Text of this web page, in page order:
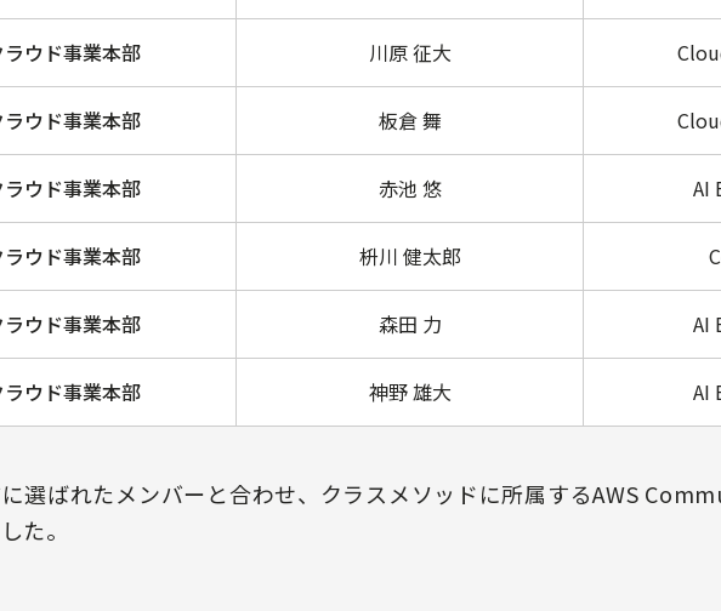
ラウド事業本部 川原 征大
ラウド事業本部 板倉 舞
ラウド事業本部 赤池 悠 AI
ラウド事業本部 枡川 健太郎
ラウド事業本部 森田 力 AI
ラウド事業本部 神野 雄大 AI
選ばれたメンバーと合わせ、クラスメソッドに所属するAWS
た。